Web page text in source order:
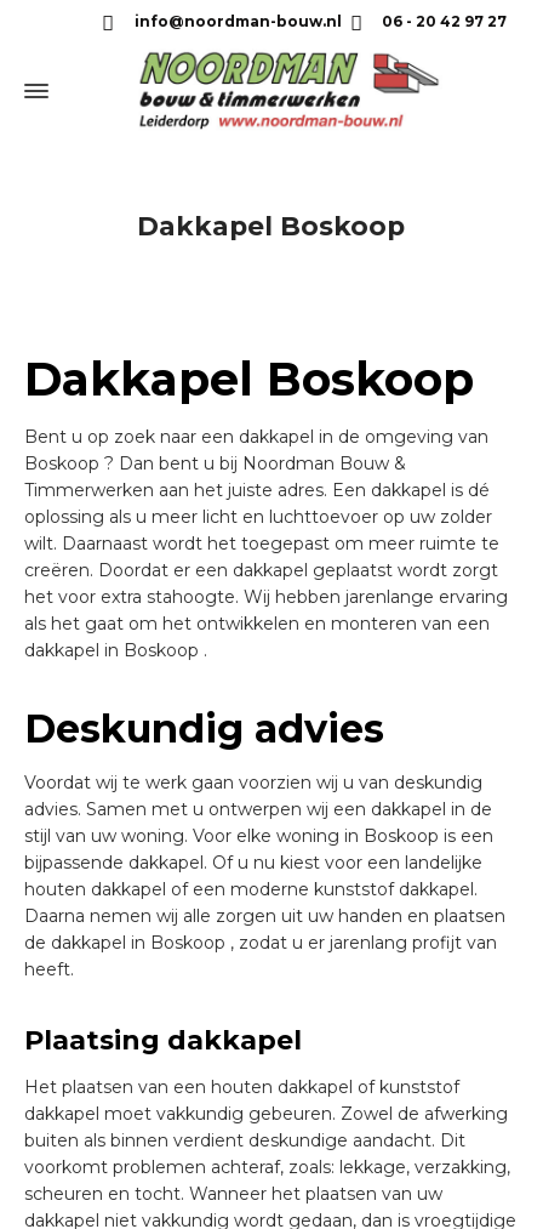
info@noordman-bouw.nl 06 - 20 42 97 27
Dakkapel Boskoop
Dakkapel Boskoop
Bent u op zoek naar een dakkapel in de omgeving van
Boskoop ? Dan bent u bij Noordman Bouw &
Timmerwerken aan het juiste adres. Een dakkapel is dé
oplossing als u meer licht en luchttoevoer op uw zolder
wilt. Daarnaast wordt het toegepast om meer ruimte te
creëren. Doordat er een dakkapel geplaatst wordt zorgt
het voor extra stahoogte. Wij hebben jarenlange ervaring
als het gaat om het ontwikkelen en monteren van een
dakkapel in Boskoop .
Deskundig advies
Voordat wij te werk gaan voorzien wij u van deskundig
advies. Samen met u ontwerpen wij een dakkapel in de
stijl van uw woning. Voor elke woning in Boskoop is een
bijpassende dakkapel. Of u nu kiest voor een landelijke
houten dakkapel of een moderne kunststof dakkapel.
Daarna nemen wij alle zorgen uit uw handen en plaatsen
de dakkapel in Boskoop , zodat u er jarenlang profijt van
heeft.
Plaatsing dakkapel
Het plaatsen van een houten dakkapel of kunststof
dakkapel moet vakkundig gebeuren. Zowel de afwerking
buiten als binnen verdient deskundige aandacht. Dit
voorkomt problemen achteraf, zoals: lekkage, verzakking,
scheuren en tocht. Wanneer het plaatsen van uw
dakkapel niet vakkundig wordt gedaan, dan is vroegtijdige